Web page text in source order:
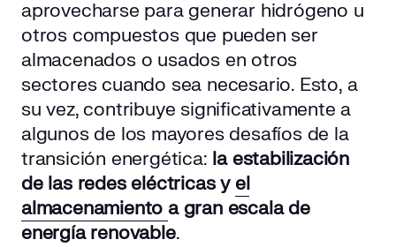
aprovecharse para generar hidrógeno u
otros compuestos que pueden ser
almacenados o usados en otros
sectores cuando sea necesario. Esto, a
su vez, contribuye significativamente a
algunos de los mayores desafíos de la
transición energética: la estabilización
de las redes eléctricas y el
almacenamientoa gran escala de
energía renovable.